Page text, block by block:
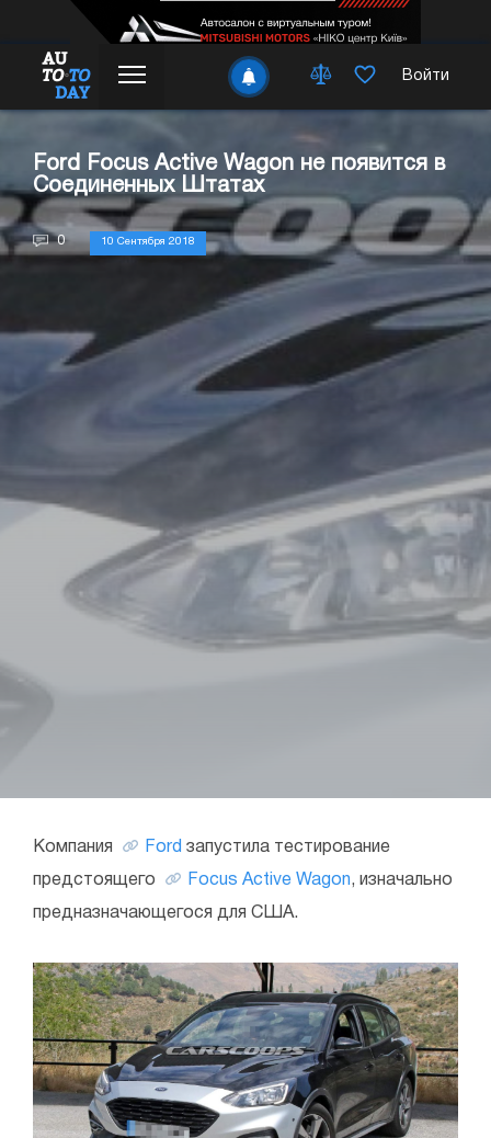
Войти
Ford Focus Active Wagon не появится в
Соединенных Штатах
0 10 Сентября 2018
Компания Ford запустила тестирование
предстоящего Focus Active Wagon, изначально
предназначающегося для США.